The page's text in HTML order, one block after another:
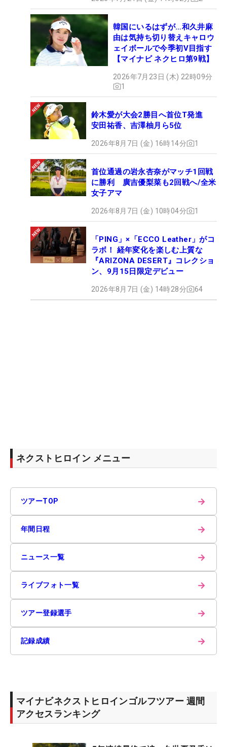
韓国にいるはずが…和久井麻
由は気持ち切り替えキャロウ
ェイボールで今季初V目指す
【マイナビ ネクヒロ第9戦】
2026年7月23日 (木) 22時09分
1
鈴木愛が大会2勝目へ首位T発進
安田祐香、吉澤柚月ら5位
2026年8月7日 (金) 16時14分 1
首位通過の岩永杏奈がマッチ1回戦
に勝利 廣吉優梨菜も2回戦へ/全米
女子アマ
2026年8月7日 (金) 10時04分 1
「PING」×「ECCO Leather」がコ
ラボ！ 経年変化を楽しむ上質な
『ARIZONA DESERT』コレクショ
ン、9月15日限定デビュー
2026年8月7日 (金) 14時28分 64
ネクストヒロイン メニュー
ツアーTOP →
年間日程 →
ニュース一覧 →
ライブフォト一覧 →
ツアー登録選手 →
記録成績 →
マイナビネクストヒロインゴルフツアー 週間
アクセスランキング